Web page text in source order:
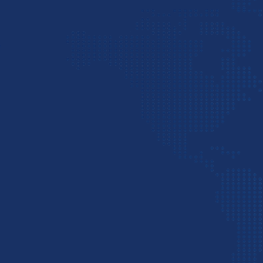
کشتی‌ها از این مراکز به بندر شهید رجایی
هزینه پایین‌تر: در مقایسه با حمل
سازگاری با انواع کالا: مناسب برای
فرآیندهای لجستیکی در